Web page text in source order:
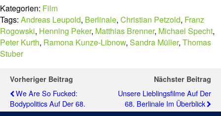
Kategorien: Film
Tags: Andreas Leupold, Berlinale, Christian Petzold, Franz
Rogowski, Henning Peker, Matthias Brenner, Michael Specht,
Peter Kurth, Ramona Kunze-Libnow, Sandra Müller, Thomas
Stuber
Vorheriger Beitrag
We Are So Fucked:
Bodypolitics Auf Der 68.
Berlinale
Nächster Beitrag
Unsere Lieblingsfilme Auf Der
68. Berlinale Im Überblick